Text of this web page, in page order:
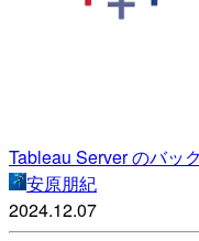
Tableau Server のバッ
安原朋紀
2024.12.07